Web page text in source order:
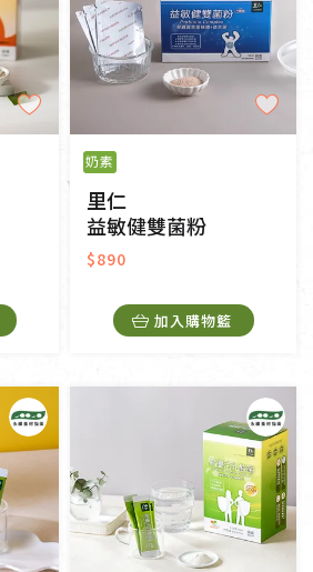
奶素
里仁
益敏健雙菌粉
$890
加入購物籃